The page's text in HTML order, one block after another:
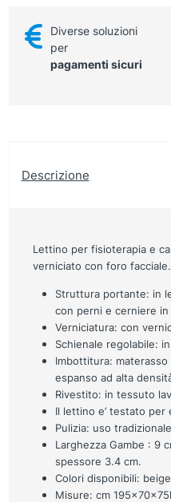
Diverse soluzioni
per
pagamenti sicuri
Descrizione
Lettino per fisioterapia e
verniciato con foro facciale.
Struttura portante: in
con perni e cerniere in
Verniciatura: con
Schienale regolabile:
Imbottitura:
espanso ad alta
Rivestito: in tessuto
Il lettino e’ testato per
Pulizia: uso
Larghezza Gambe : 9
spessore 3.4 cm.
Colori disponibili:
Misure: cm